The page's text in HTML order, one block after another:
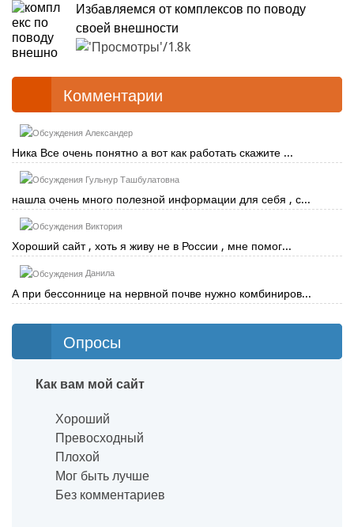
Избавляемся от комплексов по поводу
своей внешности
1.8k
Комментарии
Александер
Ника Все очень понятно а вот как работать скажите ...
Гульнур Ташбулатовна
нашла очень много полезной информации для себя , с...
Виктория
Хороший сайт , хоть я живу не в России , мне помог...
Данила
А при бессоннице на нервной почве нужно комбиниров...
Опросы
Как вам мой сайт
Хороший
Превосходный
Плохой
Мог быть лучше
Без комментариев